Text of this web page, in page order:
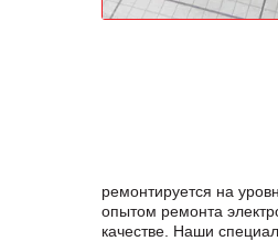
ремонтируется на
опытом ремонта
качестве. Наши